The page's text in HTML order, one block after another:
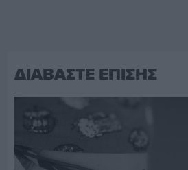
ΔΙΑΒΑΣΤΕ ΕΠΙΣΗΣ